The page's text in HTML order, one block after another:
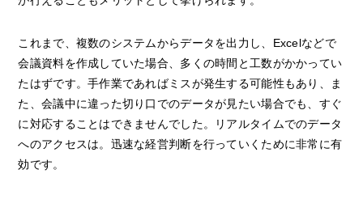
これまで、複数のシステムからデータを出力し、Excelなどで
会議資料を作成していた場合、多くの時間と工数がかかってい
たはずです。手作業であればミスが発生する可能性もあり、ま
た、会議中に違った切り口でのデータが見たい場合でも、すぐ
に対応することはできませんでした。リアルタイムでのデータ
へのアクセスは。迅速な経営判断を行っていくために非常に有
効です。